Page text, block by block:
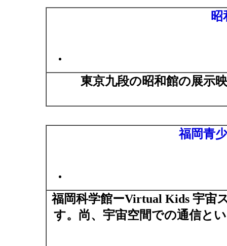
東京九段の昭和館の展示
福岡青
福岡科学館ーVirtual Kids 宇宙
す。尚、宇宙空間での通信と